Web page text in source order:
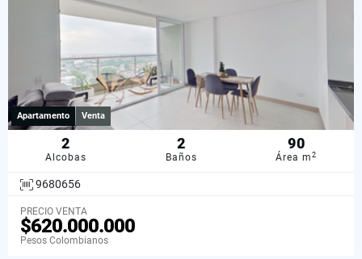
Apartamento Venta
2
Alcobas
2
Baños
90
Área m2
9680656
PRECIO VENTA
$620.000.000
Pesos Colombianos